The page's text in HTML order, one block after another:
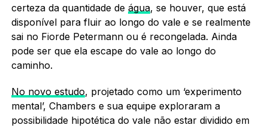
certeza da quantidade de água, se houver, que está
disponível para fluir ao longo do vale e se realmente
sai no Fiorde Petermann ou é recongelada. Ainda
pode ser que ela escape do vale ao longo do
caminho.
No novo estudo, projetado como um ‘experimento
mental’, Chambers e sua equipe exploraram a
possibilidade hipotética do vale não estar dividido em